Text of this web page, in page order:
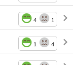
4 1
1 4